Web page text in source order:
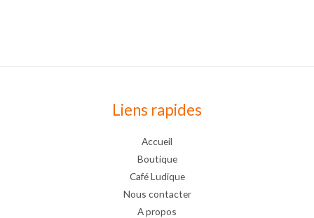
Liens rapides
Accueil
Boutique
Café Ludique
Nous contacter
A propos